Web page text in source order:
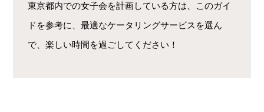
東京都内での女子会を計画している方は、このガイ
ドを参考に、最適なケータリングサービスを選ん
で、楽しい時間を過ごしてください！